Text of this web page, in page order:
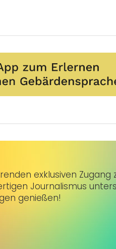
exklusiven
Journalismus
genießen!